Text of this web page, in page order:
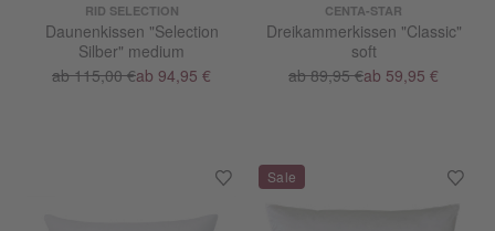
RID SELECTION
Daunenkissen "Selection
Silber" medium
ab 115,00 €ab 94,95 €
CENTA-STAR
Dreikammerkissen "Classic"
soft
ab 89,95 €ab 59,95 €